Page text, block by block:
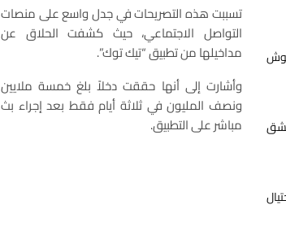
تسببت هذه التصريحات في جدل واسع على منصات
التواصل الاجتماعي، حيث كشفت الحلاق عن
مداخيلها من تطبيق “تيك توك”.
وأشارت إلى أنها حققت دخلاً بلغ خمسة ملايين
ونصف المليون في ثلاثة أيام فقط بعد إجراء بث
مباشر على التطبيق.